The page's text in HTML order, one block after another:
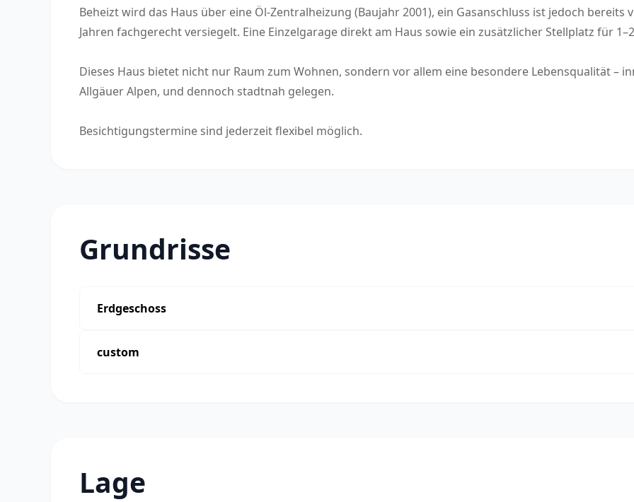
Beheizt wird das Haus über eine Öl-Zentralheizung (Baujahr 2001), ein Gasanschluss ist jedoch
Jahren fachgerecht versiegelt. Eine Einzelgarage direkt am Haus sowie ein zusätzlicher Stellplatz für
Dieses Haus bietet nicht nur Raum zum Wohnen, sondern vor allem eine besondere Lebensqualität –
Allgäuer Alpen, und dennoch stadtnah gelegen.
Besichtigungstermine sind jederzeit flexibel möglich.
Grundrisse
Erdgeschoss
custom
Lage